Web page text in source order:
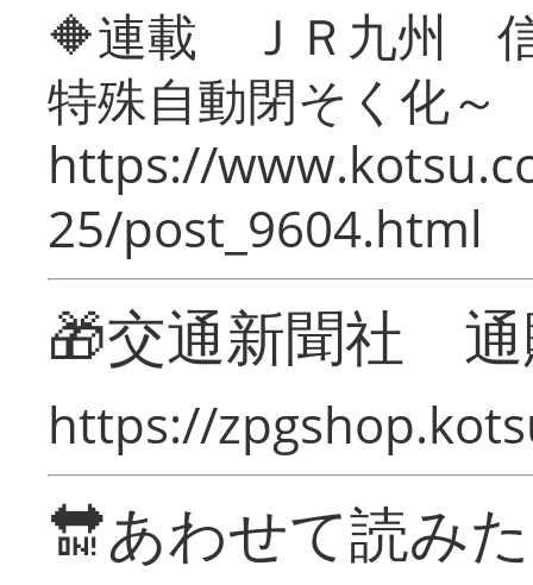
🔶連載 ＪＲ九州 信
特殊自動閉そく化～
https://
25/post_9604.html
🎁交通新聞社
https://
🔛あわせて読み